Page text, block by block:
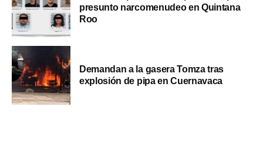
presunto narcomenudeo en Quintana
Roo
Demandan a la gasera Tomza tras
explosión de pipa en Cuernavaca